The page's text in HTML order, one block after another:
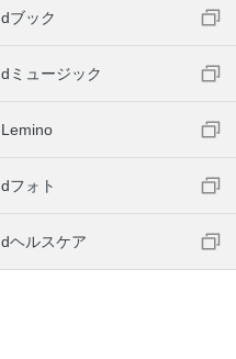
dブック
dミュージック
Lemino
dフォト
dヘルスケア